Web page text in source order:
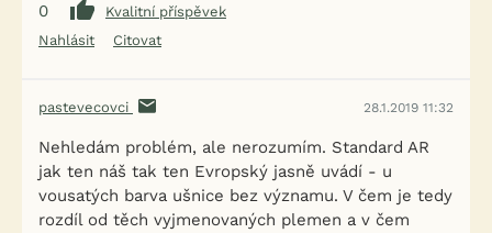
0
Kvalitní příspěvek
Nahlásit
Citovat
pastevecovci 28.1.2019 11:32
Nehledám problém, ale nerozumím. Standard AR
jak ten náš tak ten Evropský jasně uvádí - u
vousatých barva ušnice bez významu. V čem je tedy
rozdíl od těch vyjmenovaných plemen a v čem